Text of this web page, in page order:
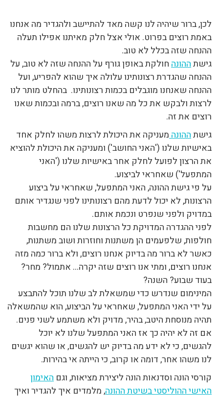
לכן, ברור שיהיה לנו קשה מאד להתיישב ולהגדיר מה אנחנו
באמת רוצים בפרוט. אולי אצל חלק מאיתנו אפילו תעלה
ההנחה שזה בכלל לא טוב.
גישתההונהחולקת באופן גורף על ההנחה שזה לא טוב, על
ההנחה שהגדרת רצונותינו עלולה איך שהוא להפריע, ועל
ההנחה שאנחנו מוגבלים בכמות רצונותינו. בהחלט מותר לנו
לרצות ולבקש את כל מה שאנו רוצים, ברמה ובכמות שאנו
רוצים את זה.
גישתההונהמעניקה את היכולת לרצות משהו לחלק אחד
באישיות שלנו ('האני החושב') ומעניקה את היכולת להוציא
את הרצון לפועל לחלק אחר באישיות שלנו ('האני
המתפעל') שאחראי לביצוע.
על פי גישת ההונה, האני המתפעל, שאחראי על ביצוע
הרצונות, לא יכול לדעת מהם רצונותינו לפני שנגדיר אותם
במדויק ולפני שנפרט ונכמת אותם.
לפני ההגדרה המדויקת כל הרצונות שלנו הם מחשבות
חולפות, שלפעמים הן משתנות וחוזרות ושוב משתנות,
כאשר לא ברור מה בדיוק אנחנו רוצים, ולא ברור כמה מזה
אנחנו רוצים, ומתי אנו רוצים שזה יקרה… אתמול? מחר?
בעוד שבוע? השנה?
המינימום שנדרש כדי שמשאלת לב שלנו תוכל להתבצע
על ידי האני המתפעל, שאחראי על הביצוע, הוא שהמשאלה
תהיה מנוסחת היטב, בהיר, מדויק ולא משתמע לשני פנים.
אם זה לא יהיה כך אז האני המתפעל שלנו לא יוכל
להגשים, כי לא ידע מה בדיוק יש להגשים, או שהוא יגשים
לנו משהו אחר, דומה או קרוב, כי הייתה אי בהירות.
קורסי הונה וסדנאות הונה ליצירת מציאות, וגם האימון
האישי ההוליסטי בשיטת ההונה, מלמדים איך להגדיר ואיך